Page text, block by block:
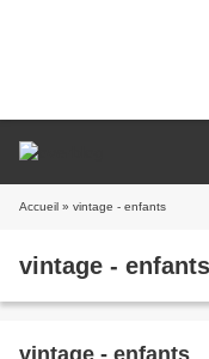
Accueil » vintage - enfants
vintage - enfants
vintage - enfants